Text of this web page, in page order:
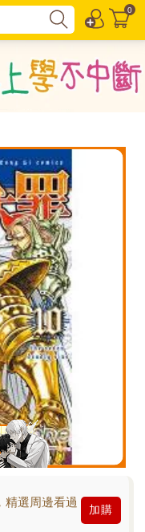
0
選周邊看過
加購